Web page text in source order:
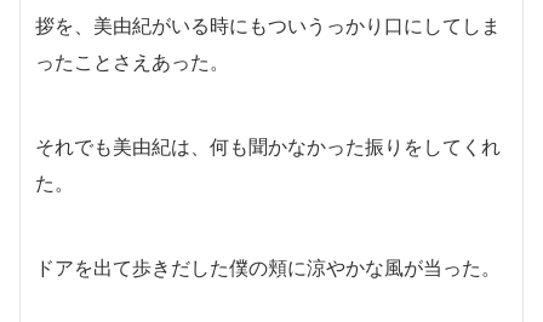
拶を、美由紀がいる時にもついうっかり口にしてしま
ったことさえあった。
それでも美由紀は、何も聞かなかった振りをしてくれ
た。
ドアを出て歩きだした僕の頬に涼やかな風が当った。